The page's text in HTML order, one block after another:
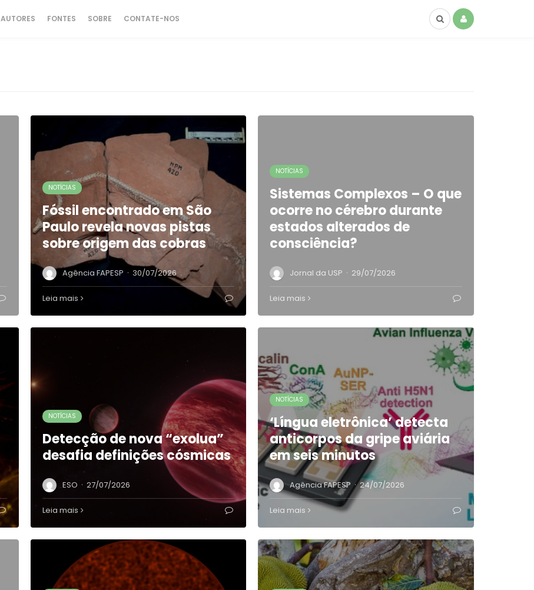
AUTORES FONTES SOBRE CONTATE-NOS
NOTÍCIAS
Fóssil encontrado em São
Paulo revela novas pistas
sobre origem das cobras
Agência FAPESP · 30/07/2026
Leia mais
NOTÍCIAS
Sistemas Complexos – O que
ocorre no cérebro durante
estados alterados de
consciência?
Jornal da USP · 29/07/2026
Leia mais
NOTÍCIAS
Detecção de nova “exolua”
desafia definições cósmicas
ESO · 27/07/2026
Leia mais
NOTÍCIAS
‘Língua eletrônica’ detecta
anticorpos da gripe aviária
em seis minutos
Agência FAPESP · 24/07/2026
Leia mais